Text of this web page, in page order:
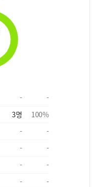
-
-
3명 100%
-
-
-
-
-
-
-
-